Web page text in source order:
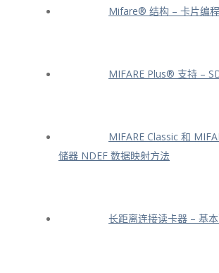
Mifare® 结构 – 卡片编
MIFARE Plus® 支持 –
MIFARE Classic 和
储器 NDEF 数据映射方法
长距离连接读卡器 – 基